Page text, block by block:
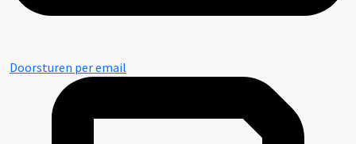
Doorsturen per email